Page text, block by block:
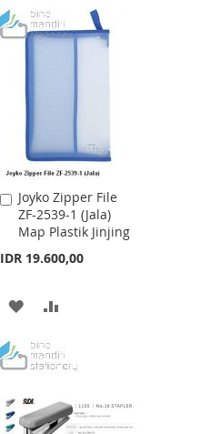
WISHCOMPARE
Joyko Zipper File
ZF-2539-1 (Jala)
Map Plastik Jinjing
IDR 19.600,00
Add
to
Cart
ADD
WISH
LIST
COMPARE